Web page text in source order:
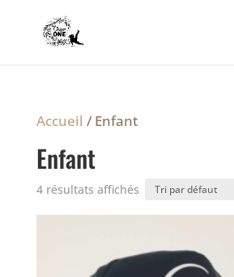
Accueil / Enfant
Enfant
4 résultats affichés